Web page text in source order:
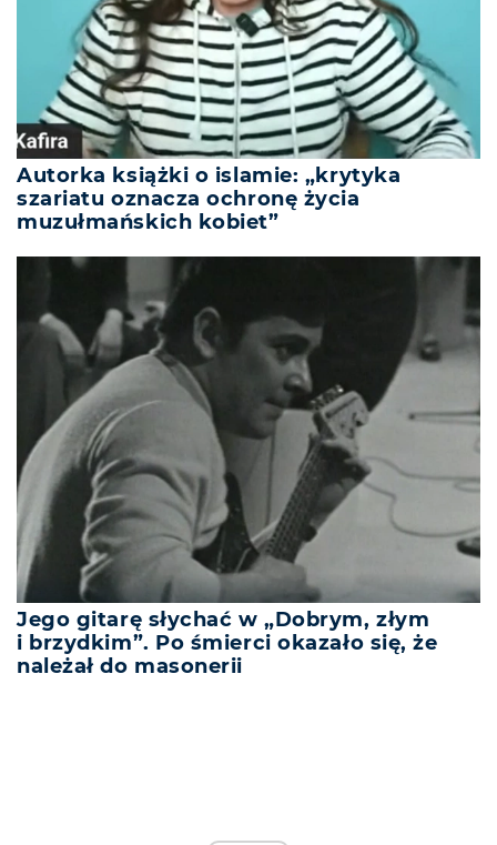
Autorka książki o islamie: „krytyka
szariatu oznacza ochronę życia
muzułmańskich kobiet”
Jego gitarę słychać w „Dobrym, złym
i brzydkim”. Po śmierci okazało się, że
należał do masonerii